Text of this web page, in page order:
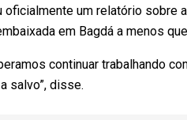
oficialmente um relatório sobre
em Bagdá a menos
continuar trabalhando
salvo”, disse.